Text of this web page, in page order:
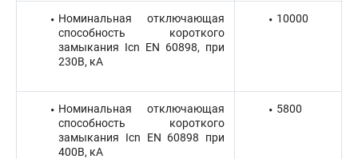
Номинальная отключающая
способность короткого
замыкания Icn EN 60898, при
230В, кА
10000
Номинальная отключающая
способность короткого
замыкания Icn EN 60898 при
400В, кА
5800